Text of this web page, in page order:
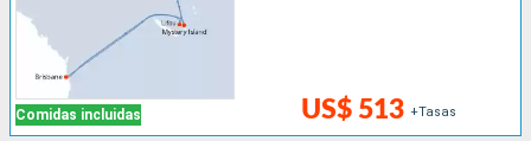
Comidas incluidas US$ 513 +Tasas